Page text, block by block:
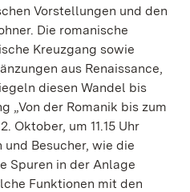
Vorstellungen und den
Die romanische
Kreuzgang sowie
aus Renaissance,
diesen Wandel bis
„Von der Romanik bis zum
Oktober, um 11.15 Uhr
Besucher, wie die
Spuren in der Anlage
Funktionen mit den